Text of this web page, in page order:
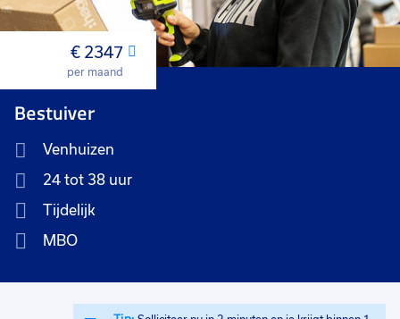
Maand
€ 2347
per maand
Bestuiver
Venhuizen
24 tot 38 uur
Tijdelijk
MBO